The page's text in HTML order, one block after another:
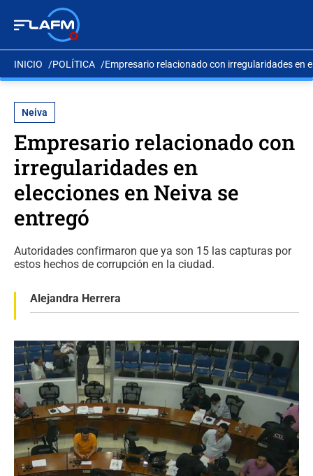
INICIO POLÍTICA Empresario relacionado con irregularidades en
Neiva
Empresario relacionado con
irregularidades en
elecciones en Neiva se
entregó
Autoridades confirmaron que ya son 15 las capturas por
estos hechos de corrupción en la ciudad.
Alejandra Herrera